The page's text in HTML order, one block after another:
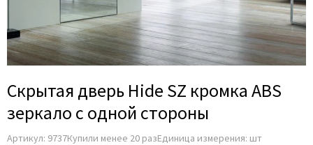
Скрытая дверь Hide SZ кромка ABS
зеркало с одной стороны
Артикул: 9737Купили менее 20 разЕдиница измерения: шт